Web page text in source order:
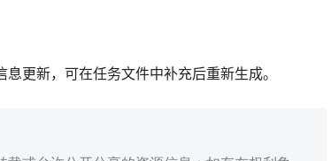
更新，可在任务文件中补充后重新生成。